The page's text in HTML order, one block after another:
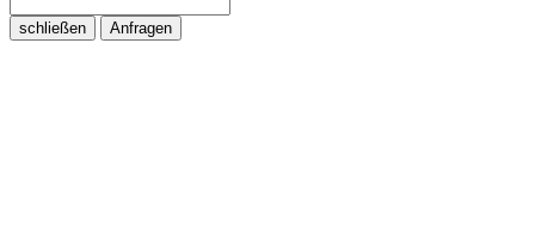
schließen Anfragen